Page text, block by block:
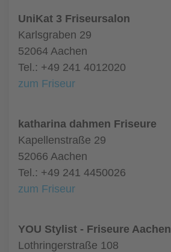
UniKat 3 Friseursalon
Karlsgraben 29
52064 Aachen
Tel.: +49 241 4012020
zum Friseur
katharina dahmen Friseure
Kapellenstraße 29
52066 Aachen
Tel.: +49 241 4450026
zum Friseur
YOU Stylist - Friseure Aachen
Lothringerstraße 108